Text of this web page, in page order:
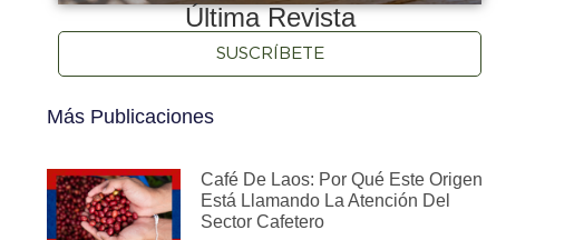
Última Revista
SUSCRÍBETE
Más Publicaciones
Café De Laos: Por Qué Este Origen
Está Llamando La Atención Del
Sector Cafetero